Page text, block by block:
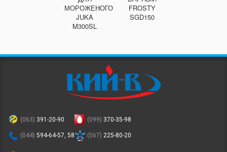
МОРОЖЕНОГО
JUKA
M300SL
FROSTY
SGD150
(063) 391-20-90
(044) 594-64-57, 58
(099) 370-35-98
(067) 225-80-20